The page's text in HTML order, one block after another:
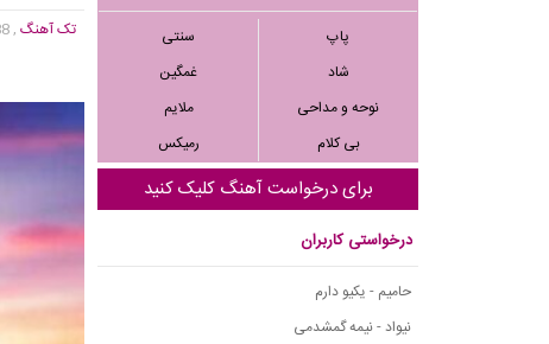
پاپ
سنتی
شاد
غمگین
نوحه و مداحی
ملایم
بی کلام
رمیکس
برای درخواست آهنگ کلیک کنید
درخواستی کاربران
حامیم - یکیو دارم
نیواد - نیمه گمشدمی
تک آهنگ, 2,188 بازدید